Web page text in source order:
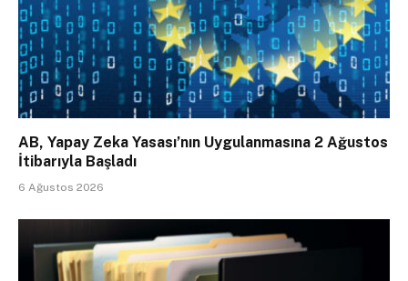
AB, Yapay Zeka Yasası’nın Uygulanmasına 2 Ağustos
İtibarıyla Başladı
6 Ağustos 2026